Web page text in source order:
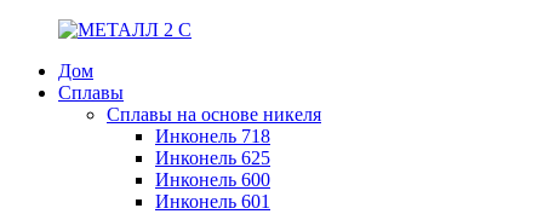
Дом
Сплавы
Сплавы на основе никеля
Инконель 718
Инконель 625
Инконель 600
Инконель 601